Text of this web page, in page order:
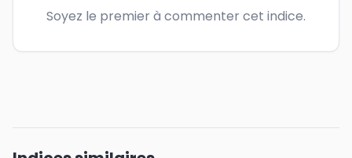
Soyez le premier à commenter cet indice.